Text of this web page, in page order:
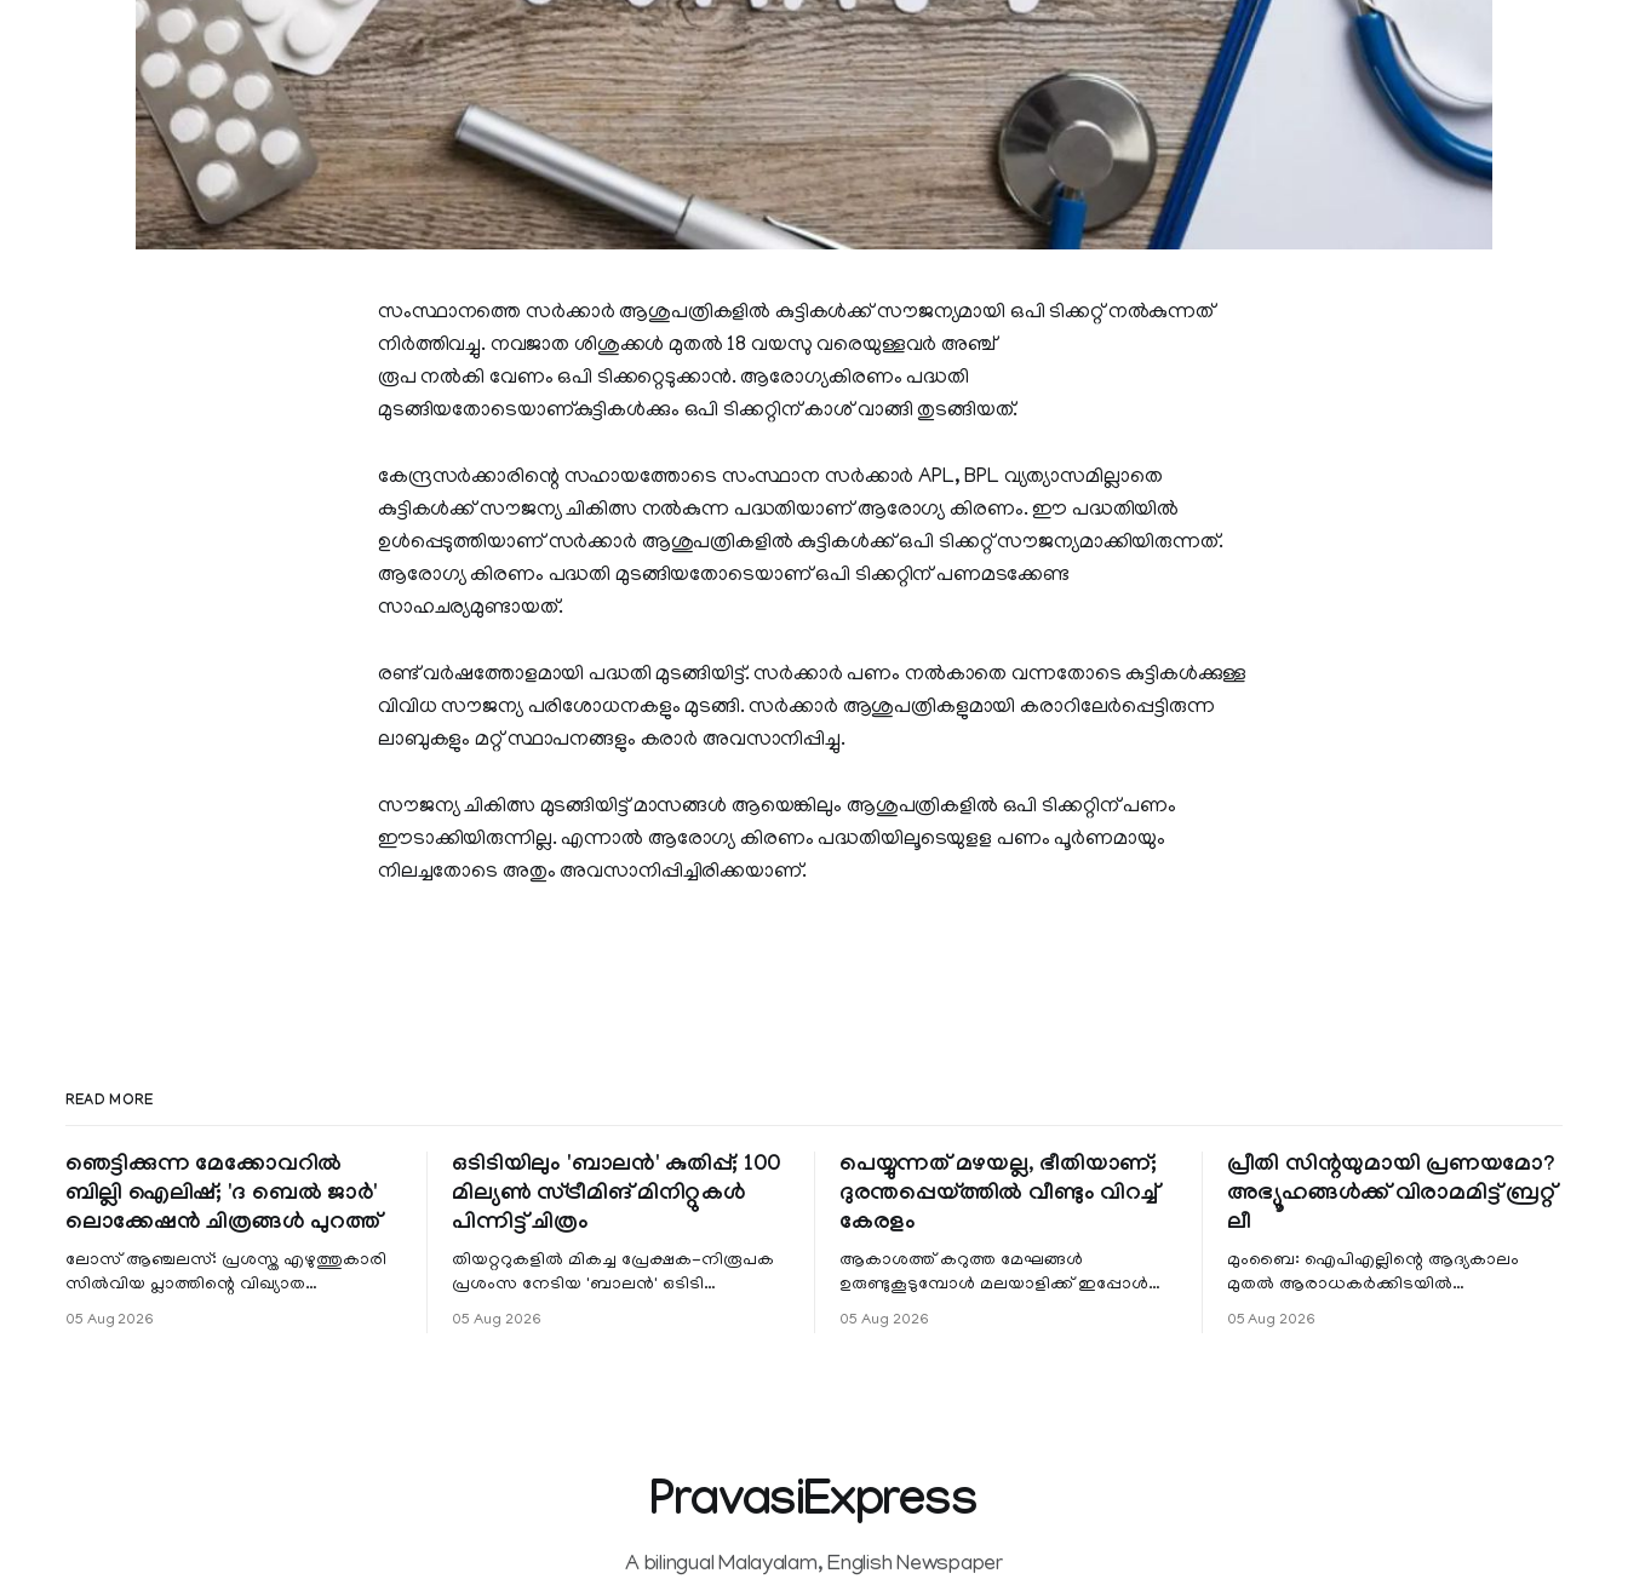
സംസ്ഥാനത്തെ സർക്കാർ ആശുപത്രികളിൽ കുട്ടികൾക്ക് സൗജന്യമായി ഒപി ടിക്കറ്റ് നൽകുന്നത്
നിർത്തിവച്ചു. നവജാത ശിശുക്കൾ മുതൽ 18 വയസു വരെയുള്ളവർ അഞ്ച്
രൂപ നൽകി വേണം ഒപി ടിക്കറ്റെടുക്കാൻ. ആരോഗ്യകിരണം പദ്ധതി
മുടങ്ങിയതോടെയാണ്കുട്ടികൾക്കും ഒപി ടിക്കറ്റിന് കാശ് വാങ്ങി തുടങ്ങിയത്.
കേന്ദ്രസർക്കാരിന്റെ സഹായത്തോടെ സംസ്ഥാന സർക്കാർ APL, BPL വ്യത്യാസമില്ലാതെ
കുട്ടികൾക്ക് സൗജന്യ ചികിത്സ നൽകുന്ന പദ്ധതിയാണ് ആരോഗ്യ കിരണം. ഈ പദ്ധതിയിൽ
ഉൾപ്പെടുത്തിയാണ് സർക്കാർ ആശുപത്രികളിൽ കുട്ടികൾക്ക് ഒപി ടിക്കറ്റ് സൗജന്യമാക്കിയിരുന്നത്.
ആരോഗ്യ കിരണം പദ്ധതി മുടങ്ങിയതോടെയാണ് ഒപി ടിക്കറ്റിന് പണമടക്കേണ്ട
സാഹചര്യമുണ്ടായത്.
രണ്ട് വർഷത്തോളമായി പദ്ധതി മുടങ്ങിയിട്ട്. സർക്കാർ പണം നൽകാതെ വന്നതോടെ കുട്ടികൾക്കുള്ള
വിവിധ സൗജന്യ പരിശോധനകളും മുടങ്ങി. സർക്കാർ ആശുപത്രികളുമായി കരാറിലേർപ്പെട്ടിരുന്ന
ലാബുകളും മറ്റ് സ്ഥാപനങ്ങളും കരാർ അവസാനിപ്പിച്ചു.
സൗജന്യ ചികിത്സ മുടങ്ങിയിട്ട് മാസങ്ങൾ ആയെങ്കിലും ആശുപത്രികളിൽ ഒപി ടിക്കറ്റിന് പണം
ഈടാക്കിയിരുന്നില്ല. എന്നാൽ ആരോഗ്യ കിരണം പദ്ധതിയിലൂടെയുളള പണം പൂർണമായും
നിലച്ചതോടെ അതും അവസാനിപ്പിച്ചിരിക്കയാണ്.
READ MORE
ഞെട്ടിക്കുന്ന മേക്കോവറിൽ
ബില്ലി ഐലിഷ്; 'ദ ബെൽ ജാർ'
ലൊക്കേഷൻ ചിത്രങ്ങൾ പുറത്ത്
ലോസ് ആഞ്ചലസ്: പ്രശസ്ത എഴുത്തുകാരി
സിൽവിയ പ്ലാത്തിന്റെ വിഖ്യാത
ബെൽ ജാർ' എന്ന ചിത്രത്തി
05 Aug 2026
ഒടിടിയിലും 'ബാലൻ' കുതിപ്പ്; 100
മില്യൺ സ്ട്രീമിങ് മിനിറ്റുകൾ
പിന്നിട്ട് ചിത്രം
തിയറ്ററുകളിൽ മികച്ച പ്രേക്ഷക-നിരൂപക
പ്രശംസ നേടിയ 'ബാലൻ' ഒടിടി
തുടരുന്നു. സീ5-ൽ
05 Aug 2026
പെയ്യുന്നത് മഴയല്ല, ഭീതിയാണ്;
ദുരന്തപ്പെയ്ത്തിൽ വീണ്ടും വിറച്ച്
കേരളം
ആകാശത്ത് കറുത്ത മേഘങ്ങൾ
ഉരുണ്ടുകൂടുമ്പോൾ മലയാളിക്ക് ഇപ്പോൾ
വിറയലാണ്. മഴ ഒരുകാലത്ത്
05 Aug 2026
പ്രീതി സിന്റയുമായി പ്രണയമോ?
അഭ്യൂഹങ്ങൾക്ക് വിരാമമിട്ട് ബ്രറ്റ്
ലീ
മുംബൈ: ഐപിഎല്ലിന്റെ ആദ്യകാലം
മുതൽ ആരാധകർക്കിടയിൽ
പ്രണയ അഭ്യൂഹങ്ങൾ തള്ളി മുൻ
05 Aug 2026
PravasiExpress
A bilingual Malayalam, English Newspaper